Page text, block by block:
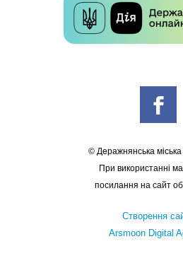
© Деражнянська
При використанні
посилання на сайт
Створення
Arsmoon Digital